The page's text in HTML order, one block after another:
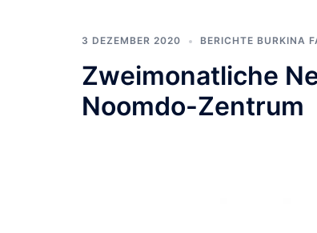
3 DEZEMBER 2020 BERICHTE BURKINA
Zweimonatliche
Noomdo-Zentrum